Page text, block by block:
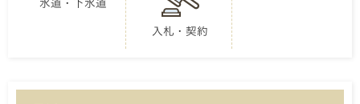
水道・下水道
入札・契約